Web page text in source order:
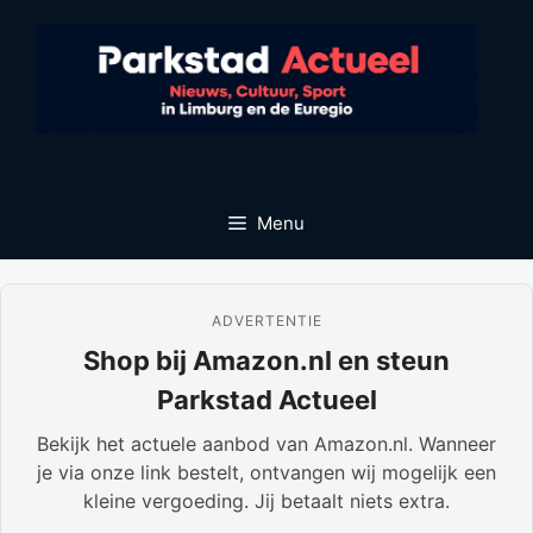
Menu
ADVERTENTIE
Shop bij Amazon.nl en steun
Parkstad Actueel
Bekijk het actuele aanbod van Amazon.nl. Wanneer
je via onze link bestelt, ontvangen wij mogelijk een
kleine vergoeding. Jij betaalt niets extra.